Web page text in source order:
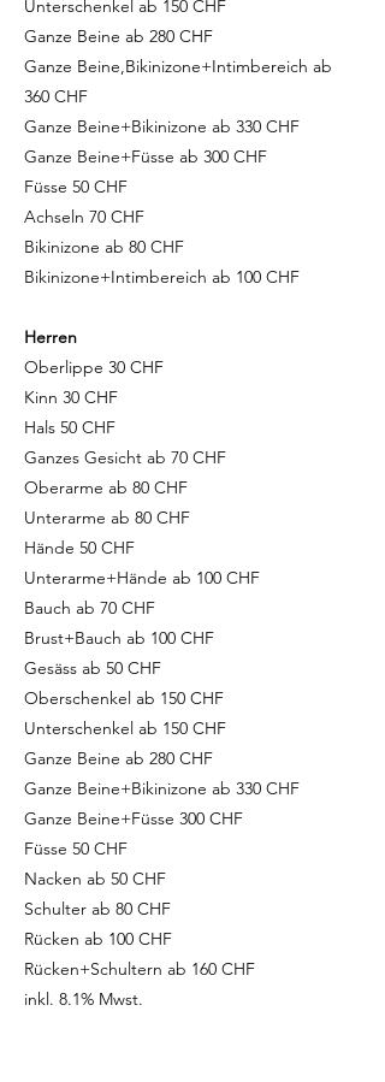
Unterschenkel ab 150 CHF
Ganze Beine ab 280 CHF
Ganze Beine,Bikinizone+Intimbereich ab
360 CHF
Ganze Beine+Bikinizone ab 330 CHF
Ganze Beine+Füsse ab 300 CHF
Füsse 50 CHF
Achseln 70 CHF
Bikinizone ab 80 CHF
Bikinizone+Intimbereich ab 100 CHF
Herren
Oberlippe 30 CHF
Kinn 30 CHF
Hals 50 CHF
Ganzes Gesicht ab 70 CHF
Oberarme ab 80 CHF
Unterarme ab 80 CHF
Hände 50 CHF
Unterarme+Hände ab 100 CHF
Bauch ab 70 CHF
Brust+Bauch ab 100 CHF
Gesäss ab 50 CHF
Oberschenkel ab 150 CHF
Unterschenkel ab 150 CHF
Ganze Beine ab 280 CHF
Ganze Beine+Bikinizone ab 330 CHF
Ganze Beine+Füsse 300 CHF
Füsse 50 CHF
Nacken ab 50 CHF
Schulter ab 80 CHF
Rücken ab 100 CHF
Rücken+Schultern ab 160 CHF
inkl. 8.1% Mwst.